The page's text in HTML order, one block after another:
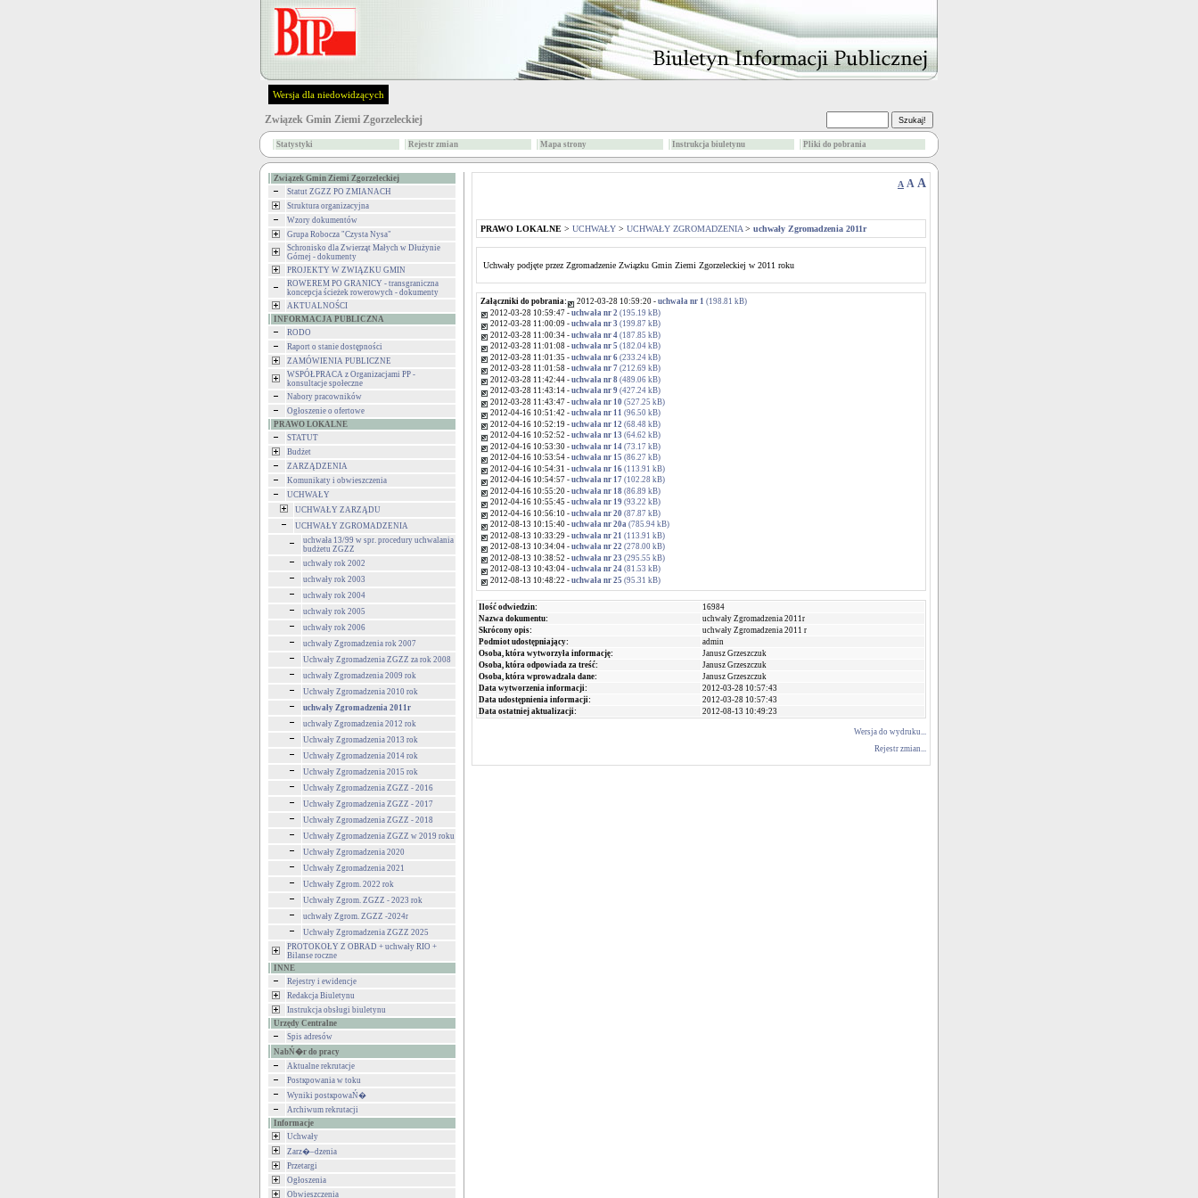
Wersja dla niedowidzących
Związek Gmin Ziemi Zgorzeleckiej
Statystyki Rejestr zmian Mapa strony Instrukcja biuletynu Pliki do pobrania
Związek Gmin Ziemi Zgorzeleckiej
Statut ZGZZ PO ZMIANACH
Struktura organizacyjna
Wzory dokumentów
Grupa Robocza "Czysta Nysa"
Schronisko dla Zwierząt Małych w Dłużynie
Górnej - dokumenty
PROJEKTY W ZWIĄZKU GMIN
ROWEREM PO GRANICY - transgraniczna
koncepcja ścieżek rowerowych - dokumenty
AKTUALNOŚCI
INFORMACJA PUBLICZNA
RODO
Raport o stanie dostępności
ZAMÓWIENIA PUBLICZNE
WSPÓŁPRACA z Organizacjami PP -
konsultacje społeczne
Nabory pracowników
Ogłoszenie o ofertowe
PRAWO LOKALNE
STATUT
Budżet
ZARZĄDZENIA
Komunikaty i obwieszczenia
UCHWAŁY
UCHWAŁY ZARZĄDU
UCHWAŁY ZGROMADZENIA
uchwała 13/99 w spr. procedury uchwalania
budżetu ZGZZ
uchwały rok 2002
uchwały rok 2003
uchwały rok 2004
uchwały rok 2005
uchwały rok 2006
uchwały Zgromadzenia rok 2007
Uchwały Zgromadzenia ZGZZ za rok 2008
uchwały Zgromadzenia 2009 rok
Uchwały Zgromadzenia 2010 rok
uchwały Zgromadzenia 2011r
uchwały Zgromadzenia 2012 rok
Uchwały Zgromadzenia 2013 rok
Uchwały Zgromadzenia 2014 rok
Uchwały Zgromadzenia 2015 rok
Uchwały Zgromadzenia ZGZZ - 2016
Uchwały Zgromadzenia ZGZZ - 2017
Uchwały Zgromadzenia ZGZZ - 2018
Uchwały Zgromadzenia ZGZZ w 2019 roku
Uchwały Zgromadzenia 2020
Uchwały Zgromadzenia 2021
Uchwały Zgrom. 2022 rok
Uchwały Zgrom. ZGZZ - 2023 rok
uchwały Zgrom. ZGZZ -2024r
Uchwały Zgromadzenia ZGZZ 2025
PROTOKOŁY Z OBRAD + uchwały RIO +
Bilanse roczne
INNE
Rejestry i ewidencje
Redakcja Biuletynu
Instrukcja obsługi biuletynu
Urzędy Centralne
Spis adresów
NabŃ�r do pracy
Aktualne rekrutacje
Postкpowania w toku
Wyniki postкpowaŃ�
Archiwum rekrutacji
Informacje
Uchwały
Zarz�–dzenia
Przetargi
Ogłoszenia
Obwieszczenia
A A A
PRAWO LOKALNE > UCHWAŁY > UCHWAŁY ZGROMADZENIA > uchwały Zgromadzenia 2011r
Uchwały podjęte przez Zgromadzenie Związku Gmin Ziemi Zgorzeleckiej w 2011 roku
Załączniki do pobrania: 2012-03-28 10:59:20 - uchwała nr 1 (198.81 kB)
2012-03-28 10:59:47 - uchwała nr 2 (195.19 kB)
2012-03-28 11:00:09 - uchwała nr 3 (199.87 kB)
2012-03-28 11:00:34 - uchwała nr 4 (187.85 kB)
2012-03-28 11:01:08 - uchwała nr 5 (182.04 kB)
2012-03-28 11:01:35 - uchwała nr 6 (233.24 kB)
2012-03-28 11:01:58 - uchwała nr 7 (212.69 kB)
2012-03-28 11:42:44 - uchwała nr 8 (489.06 kB)
2012-03-28 11:43:14 - uchwała nr 9 (427.24 kB)
2012-03-28 11:43:47 - uchwała nr 10 (527.25 kB)
2012-04-16 10:51:42 - uchwała nr 11 (96.50 kB)
2012-04-16 10:52:19 - uchwała nr 12 (68.48 kB)
2012-04-16 10:52:52 - uchwała nr 13 (64.62 kB)
2012-04-16 10:53:30 - uchwała nr 14 (73.17 kB)
2012-04-16 10:53:54 - uchwała nr 15 (86.27 kB)
2012-04-16 10:54:31 - uchwała nr 16 (113.91 kB)
2012-04-16 10:54:57 - uchwała nr 17 (102.28 kB)
2012-04-16 10:55:20 - uchwała nr 18 (86.89 kB)
2012-04-16 10:55:45 - uchwała nr 19 (93.22 kB)
2012-04-16 10:56:10 - uchwała nr 20 (87.87 kB)
2012-08-13 10:15:40 - uchwała nr 20a (785.94 kB)
2012-08-13 10:33:29 - uchwała nr 21 (113.91 kB)
2012-08-13 10:34:04 - uchwała nr 22 (278.00 kB)
2012-08-13 10:38:52 - uchwała nr 23 (295.55 kB)
2012-08-13 10:43:04 - uchwała nr 24 (81.53 kB)
2012-08-13 10:48:22 - uchwała nr 25 (95.31 kB)
Ilość odwiedzin:
16984
Nazwa dokumentu:
uchwały Zgromadzenia 2011r
Skrócony opis:
uchwały Zgromadzenia 2011 r
Podmiot udostępniający:
admin
Osoba, która wytworzyła informację:
Janusz Grzeszczuk
Osoba, która odpowiada za treść:
Janusz Grzeszczuk
Osoba, która wprowadzała dane:
Janusz Grzeszczuk
Data wytworzenia informacji:
2012-03-28 10:57:43
Data udostępnienia informacji:
2012-03-28 10:57:43
Data ostatniej aktualizacji:
2012-08-13 10:49:23
Wersja do wydruku...
Rejestr zmian...